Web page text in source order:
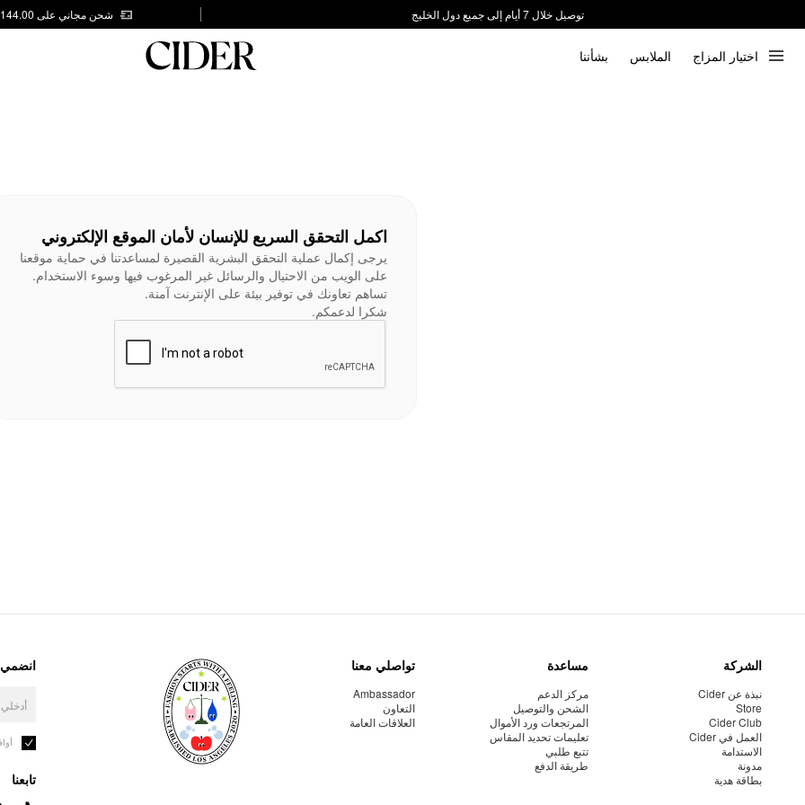
توصيل خلال 7 أيام إلى جميع دول الخليج
شحن مجاني على AED 144.00
اختيار المزاج الملابس بشأننا
اكمل التحقق السريع للإنسان لأمان الموقع الإلكتروني
يرجى إكمال عملية التحقق البشرية القصيرة لمساعدتنا في حماية موقعنا
على الويب من الاحتيال والرسائل غير المرغوب فيها وسوء الاستخدام.
تساهم تعاونك في توفير بيئة على الإنترنت آمنة.
شكرا لدعمكم.
الشركة
نبذة عن Cider
Store
Cider Club
العمل في Cider
الاستدامة
مدونة
بطاقة هدية
مساعدة
مركز الدعم
الشحن والتوصيل
المرتجعات ورد الأموال
تعليمات تحديد المقاس
تتبع طلبي
طريقة الدفع
تواصلي معنا
Ambassador
التعاون
العلاقات العامة
انضمي
تابعنا